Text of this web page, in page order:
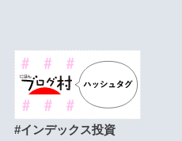
#インデックス投資